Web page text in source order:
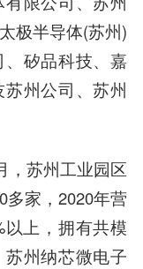
极半导体(苏州)
矽品科技、嘉
苏州公司、苏州
，苏州工业园区
多家，2020年营
上，拥有共模
州纳芯微电子